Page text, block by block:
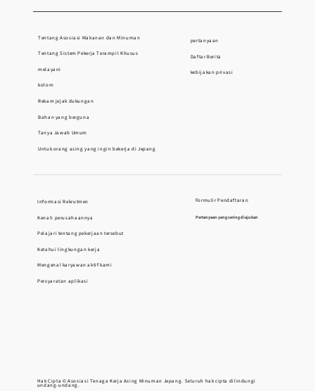
Informasi Rekrutmen
Kenali perusahaannya
Pelajari tentang pekerjaan tersebut
Ketahui lingkungan kerja
Mengenal karyawan aktif kami
Persyaratan aplikasi
Formulir Pendaftaran
Pertanyaan yang sering diajukan
Tentang Asosiasi Makanan dan Minuman
Tentang Sistem Pekerja Terampil Khusus
melayani
kolom
Rekam jejak dukungan
Bahan yang berguna
Tanya Jawab Umum
Untuk orang asing yang ingin bekerja di Jepang
pertanyaan
Daftar Berita
kebijakan privasi
Hak Cipta © Asosiasi Tenaga Kerja Asing Minuman Jepang. Seluruh hak cipta dilindungi
undang-undang.